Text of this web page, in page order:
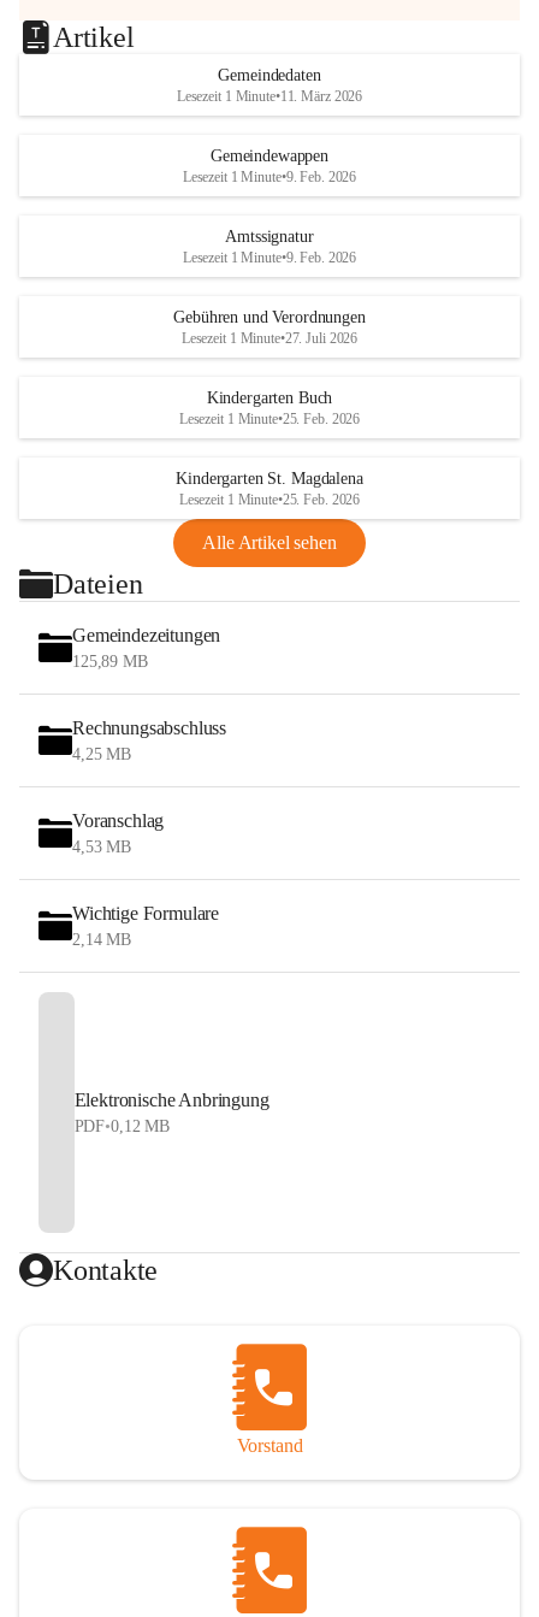
Artikel
Gemeindedaten
Lesezeit 1 Minute•11. März 2026
Gemeindewappen
Lesezeit 1 Minute•9. Feb. 2026
Amtssignatur
Lesezeit 1 Minute•9. Feb. 2026
Gebühren und Verordnungen
Lesezeit 1 Minute•27. Juli 2026
Kindergarten Buch
Lesezeit 1 Minute•25. Feb. 2026
Kindergarten St. Magdalena
Lesezeit 1 Minute•25. Feb. 2026
Alle Artikel sehen
Dateien
Gemeindezeitungen
125,89 MB
Rechnungsabschluss
4,25 MB
Voranschlag
4,53 MB
Wichtige Formulare
2,14 MB
Elektronische Anbringung
PDF•0,12 MB
Kontakte
Vorstand